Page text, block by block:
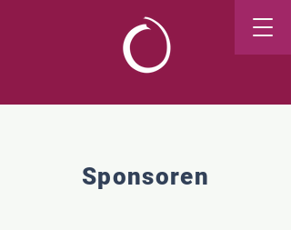
Sponsoren